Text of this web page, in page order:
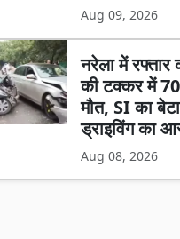
Aug 09, 2026
नरेला में रफ्तार
की टक्कर में 70
मौत, SI का
ड्राइविंग का
Aug 08, 2026